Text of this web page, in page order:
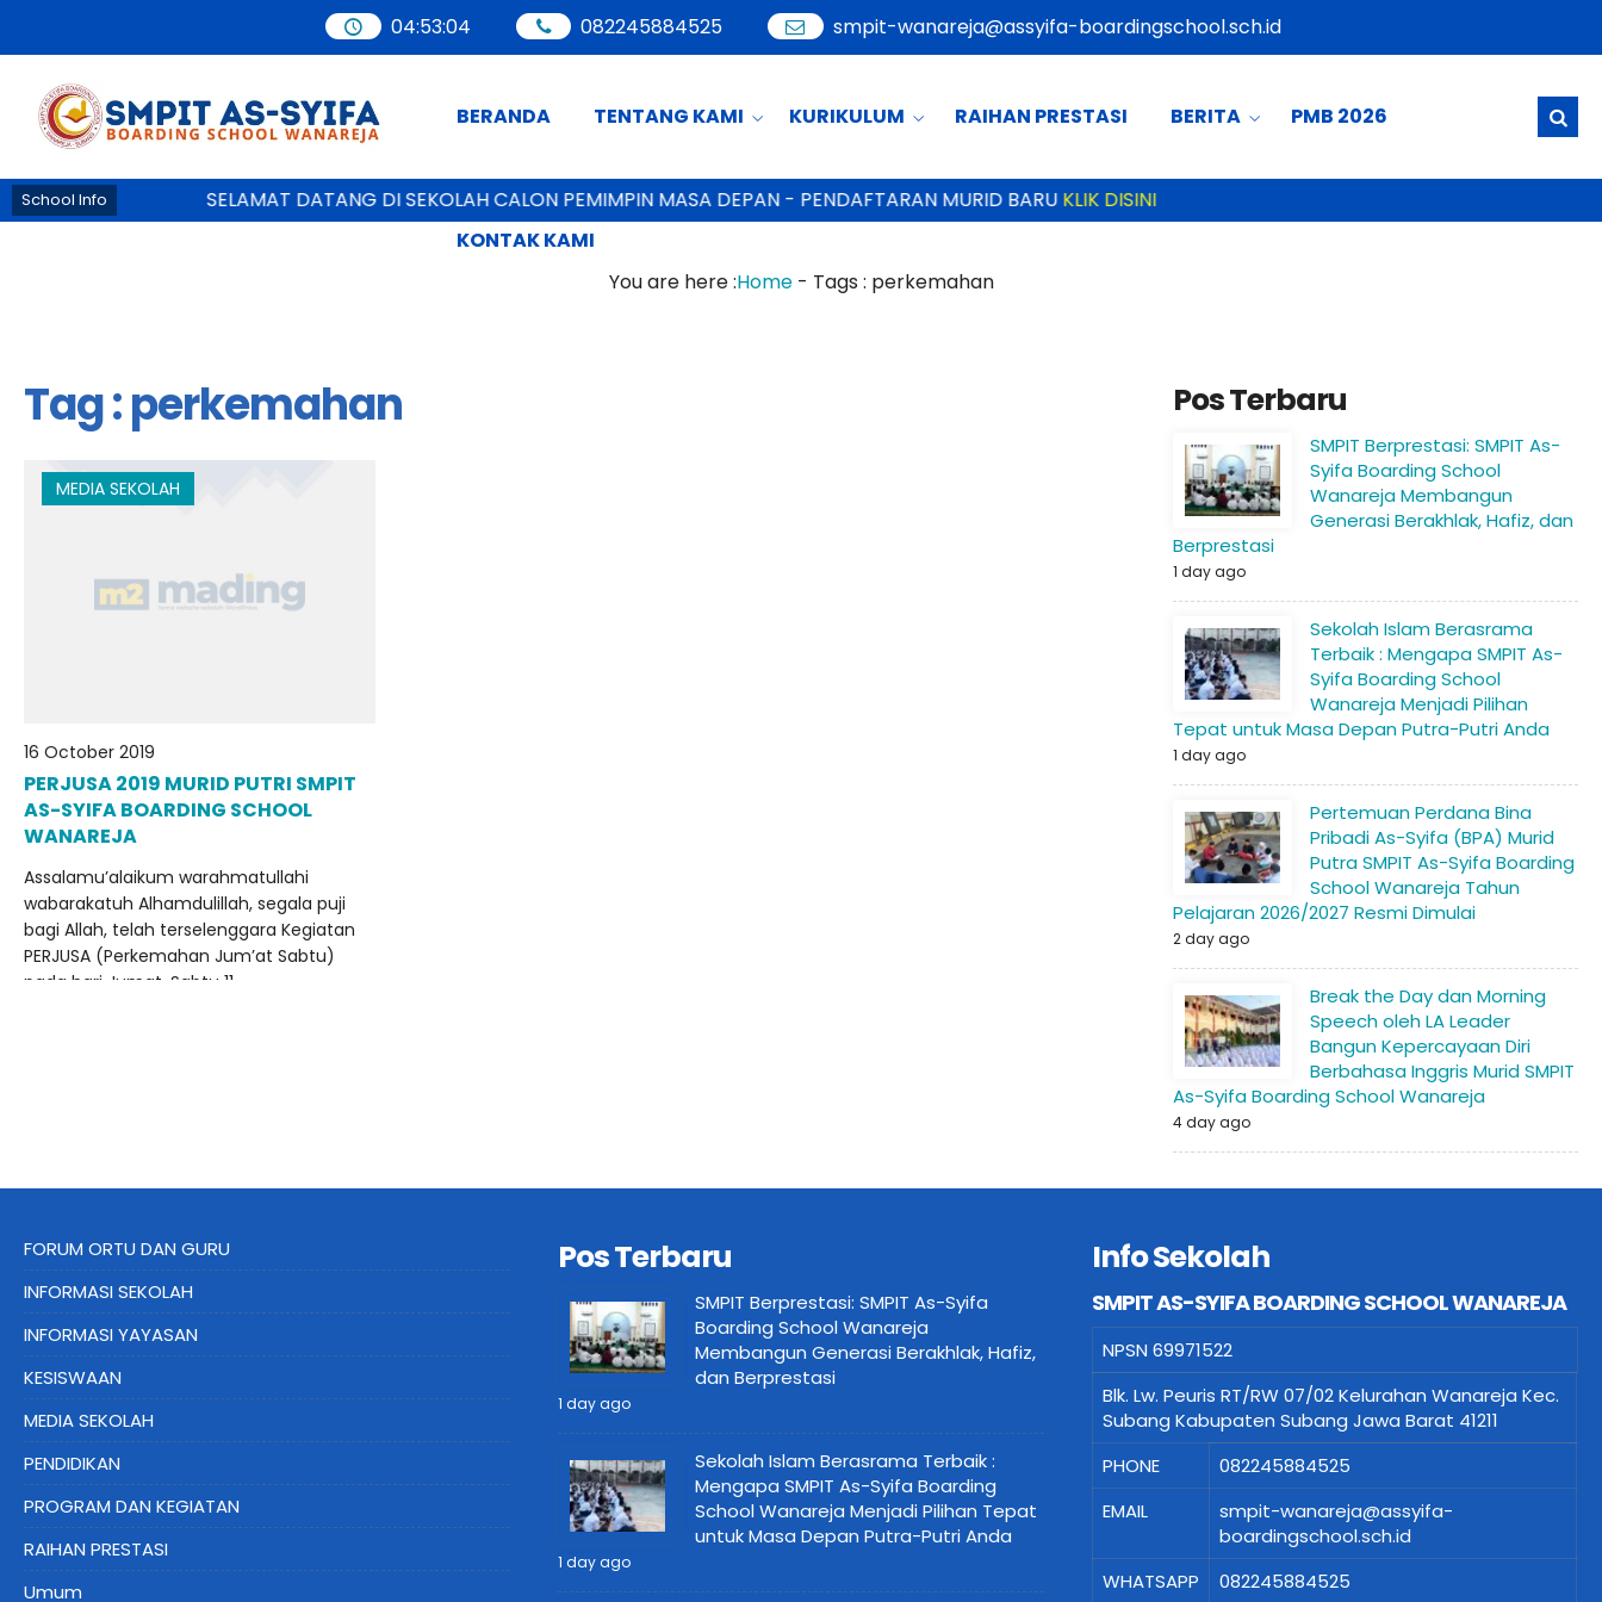
04:53:04 082245884525 smpit-wanareja@assyifa-boardingschool.sch.id
BERANDA TENTANG KAMI KURIKULUM RAIHAN PRESTASI BERITA PMB 2026
KONTAK KAMI
School Info SELAMAT DATANG DI SEKOLAH CALON PEMIMPIN MASA DEPAN - PENDAFTARAN MURID BARUKLIK DISINI
You are here :Home- Tags : perkemahan
Tag : perkemahan
MEDIA SEKOLAH
16 October 2019
PERJUSA 2019 MURID PUTRI SMPIT
AS-SYIFA BOARDING SCHOOL
WANAREJA
Assalamu’alaikum warahmatullahi
wabarakatuh Alhamdulillah, segala puji
bagi Allah, telah terselenggara Kegiatan
PERJUSA (Perkemahan Jum’at Sabtu)
pada hari Jumat, Sabtu 11,..
Pos Terbaru
SMPIT Berprestasi: SMPIT As-
Syifa Boarding School
Wanareja Membangun
Generasi Berakhlak, Hafiz, dan
Berprestasi
1 day ago
Sekolah Islam Berasrama
Terbaik : Mengapa SMPIT As-
Syifa Boarding School
Wanareja Menjadi Pilihan
Tepat untuk Masa Depan Putra-Putri Anda
1 day ago
Pertemuan Perdana Bina
Pribadi As-Syifa (BPA) Murid
Putra SMPIT As-Syifa Boarding
School Wanareja Tahun
Pelajaran 2026/2027 Resmi Dimulai
2 day ago
Break the Day dan Morning
Speech oleh LA Leader
Bangun Kepercayaan Diri
Berbahasa Inggris Murid SMPIT
As-Syifa Boarding School Wanareja
4 day ago
FORUM ORTU DAN GURU
INFORMASI SEKOLAH
INFORMASI YAYASAN
KESISWAAN
MEDIA SEKOLAH
PENDIDIKAN
PROGRAM DAN KEGIATAN
RAIHAN PRESTASI
Umum
Pos Terbaru
SMPIT Berprestasi: SMPIT As-Syifa
Boarding School Wanareja
Membangun Generasi Berakhlak, Hafiz,
dan Berprestasi
1 day ago
Sekolah Islam Berasrama Terbaik :
Mengapa SMPIT As-Syifa Boarding
School Wanareja Menjadi Pilihan Tepat
untuk Masa Depan Putra-Putri Anda
1 day ago
Info Sekolah
SMPIT AS-SYIFA BOARDING SCHOOL WANAREJA
NPSN 69971522
Blk. Lw. Peuris RT/RW 07/02 Kelurahan Wanareja Kec.
Subang Kabupaten Subang Jawa Barat 41211
PHONE
082245884525
EMAIL
smpit-wanareja@assyifa-
boardingschool.sch.id
WHATSAPP
082245884525